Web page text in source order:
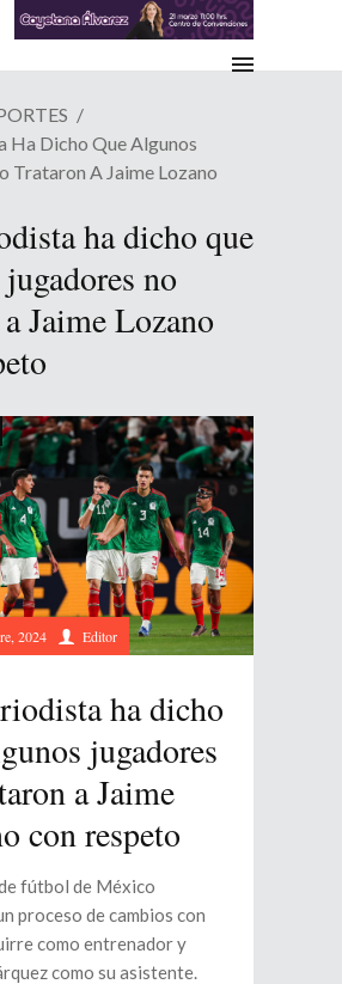
Ha Dicho Que Algunos
Trataron A Jaime Lozano
ha dicho que
no
Jaime Lozano
2024 Editor
ha dicho
jugadores
a Jaime
con respeto
fútbol de México
proceso de cambios con
como entrenador y
como su asistente.